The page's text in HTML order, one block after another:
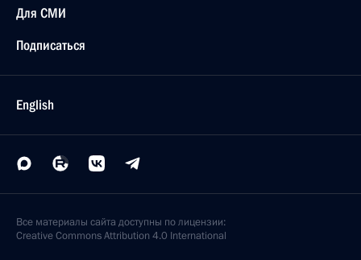
Для СМИ
Подписаться
English
Все материалы сайта доступны по лицензии:
Creative Commons Attribution 4.0 International